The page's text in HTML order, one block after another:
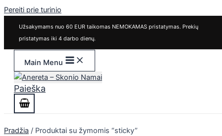
Pereiti prie turinio
Užsakymams nuo 60 EUR taikomas NEMOKAMAS pristatymas. Prekių
pristatymas iki 4 darbo dienų.
Main Menu
Paieška
Pradžia / Produktai su žymomis “sticky”